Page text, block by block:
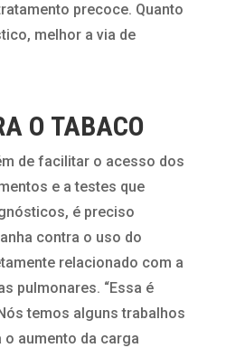
precoce. Quanto
melhor a via de
O TABACO
de facilitar o acesso dos
e a testes que
é preciso
contra o uso do
relacionado com a
pulmonares. “Essa é
temos alguns trabalhos
aumento da carga